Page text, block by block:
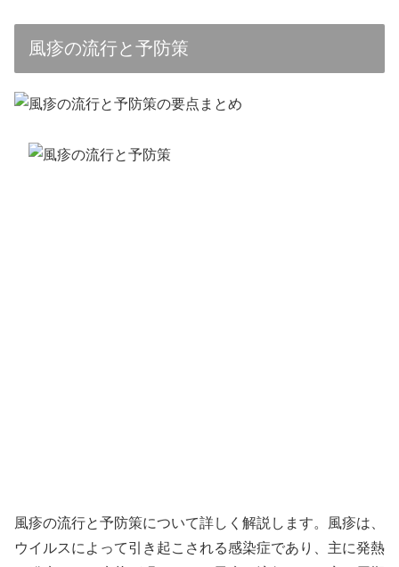
風疹の流行と予防策
風疹の流行と予防策について詳しく解説します。風疹は、
ウイルスによって引き起こされる感染症であり、主に発熱